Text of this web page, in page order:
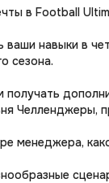
в Football
ваши навыки в
сезона.
Челленджеры,
менеджера,